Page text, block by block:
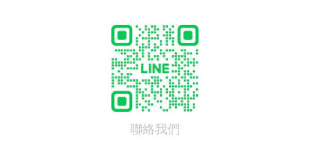
聯絡我們